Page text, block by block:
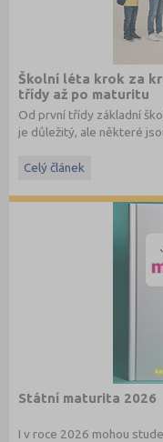
Školní léta krok za
třídy až po maturitu
Od první třídy základní
je důležitý, ale některé
Celý článek
Státní maturita 2026
I v roce 2026 mohou